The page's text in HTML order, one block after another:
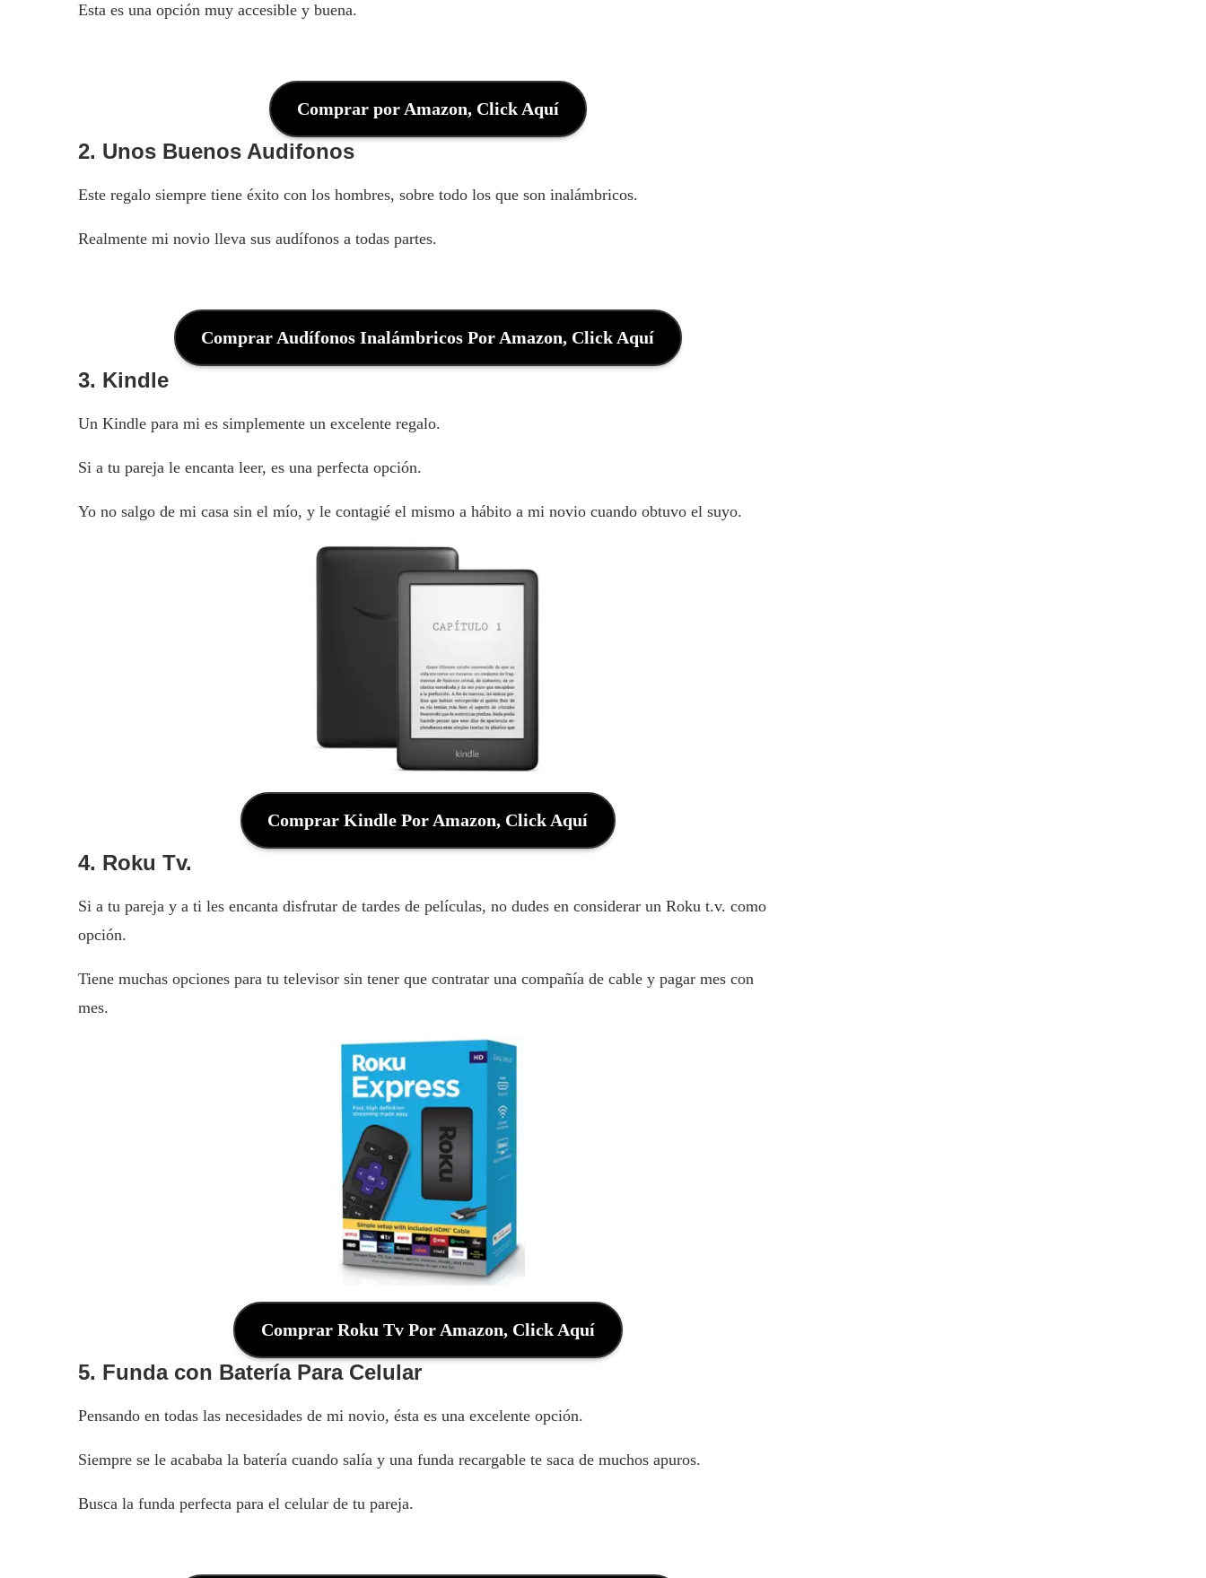
Esta es una opción muy accesible y buena.
Comprar por Amazon, Click Aquí
2. Unos Buenos Audifonos
Este regalo siempre tiene éxito con los hombres, sobre todo los que son inalámbricos.
Realmente mi novio lleva sus audífonos a todas partes.
Comprar Audífonos Inalámbricos Por Amazon, Click Aquí
3. Kindle
Un Kindle para mi es simplemente un excelente regalo.
Si a tu pareja le encanta leer, es una perfecta opción.
Yo no salgo de mi casa sin el mío, y le contagié el mismo a hábito a mi novio cuando obtuvo el suyo.
Comprar Kindle Por Amazon, Click Aquí
4. Roku Tv.
Si a tu pareja y a ti les encanta disfrutar de tardes de películas, no dudes en considerar un Roku t.v. como
opción.
Tiene muchas opciones para tu televisor sin tener que contratar una compañía de cable y pagar mes con
mes.
Comprar Roku Tv Por Amazon, Click Aquí
5. Funda con Batería Para Celular
Pensando en todas las necesidades de mi novio, ésta es una excelente opción.
Siempre se le acababa la batería cuando salía y una funda recargable te saca de muchos apuros.
Busca la funda perfecta para el celular de tu pareja.